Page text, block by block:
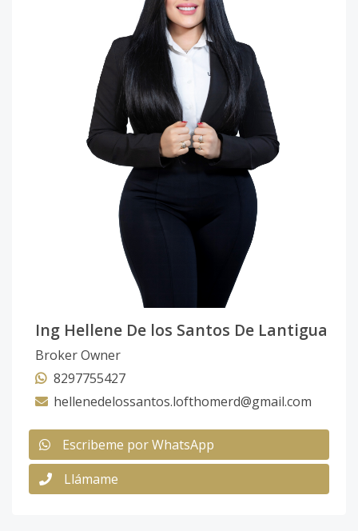
Ing Hellene De los Santos De Lantigua
Broker Owner
8297755427
hellenedelossantos.lofthomerd@gmail.com
Escribeme por WhatsApp
Llámame